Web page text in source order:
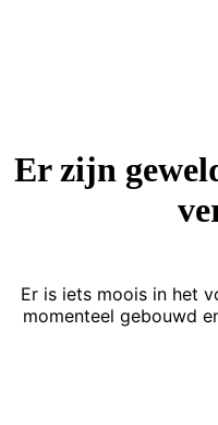
Er zijn
Er is iets moois in het
momenteel gebouwd